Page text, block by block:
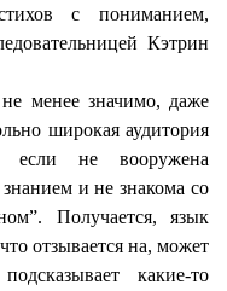
с пониманием,
Кэтрин
менее значимо, даже
широкая аудитория
не вооружена
и не знакома со
Получается, язык
отзывается на, может
какие-то